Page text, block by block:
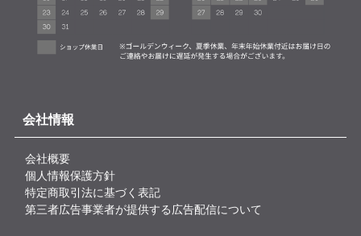
会社情報
会社概要
個人情報保護方針
特定商取引法に基づく表記
第三者広告事業者が提供する広告配信について